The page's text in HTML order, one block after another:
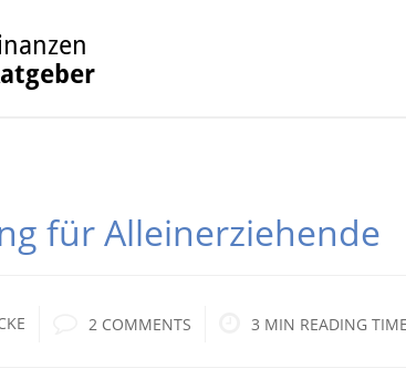
für Alleinerziehende
2 COMMENTS 3 MIN READING TIME